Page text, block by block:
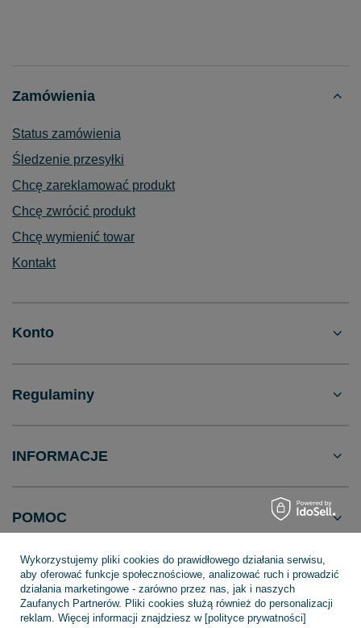
Zamówienia
Status zamówienia
Śledzenie przesyłki
Chcę zareklamować produkt
Chcę zwrócić produkt
Chcę wymienić towar
Kontakt
Konto
Regulaminy
INFORMACJE
POMOC
+48 695 775 577 kontakt@topfish.pl
Wykorzystujemy pliki cookies do prawidłowego działania serwisu,
aby oferować funkcje społecznościowe, analizować ruch i prowadzić
działania marketingowe - zarówno przez nas, jak i naszych
Zaufanych Partnerów. Pliki cookies służą również do personalizacji
reklam. Więcej informacji znajdziesz w [polityce prywatności]